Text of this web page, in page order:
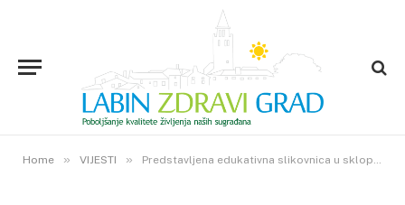
Home » VIJESTI » Predstavljena edukativna slikovnica u sklopu projekta “Zelene navike za održivu Labinštinu”
Predstavljena edukativna
slikovnica u sklopu projekta
“Zelene navike za održivu
Labinštinu”
20. STUDENOGA 2019. 0VIEWS